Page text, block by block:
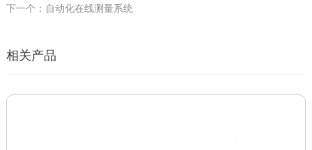
下一个：自动化在线测量系统
相关产品